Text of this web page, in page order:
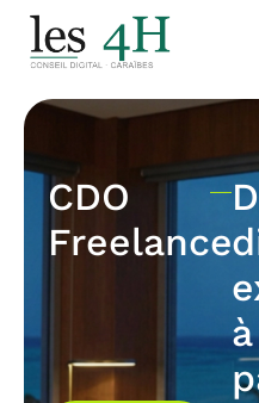
CDO
Freelance